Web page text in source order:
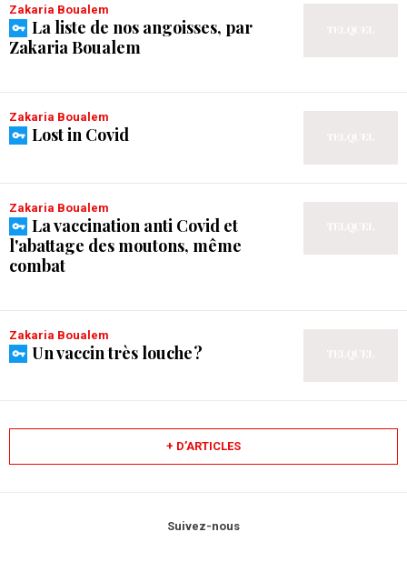
Zakaria Boualem
La liste de nos angoisses, par
Zakaria Boualem
Zakaria Boualem
Lost in Covid
Zakaria Boualem
La vaccination anti Covid et
l'abattage des moutons, même
combat
Zakaria Boualem
Un vaccin très louche ?
+ D’ARTICLES
Suivez-nous